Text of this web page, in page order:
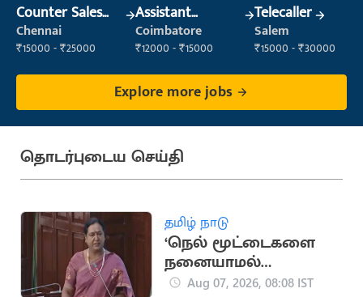
Counter Sales
Executive (Retail
Sales)
Chennai
₹15000 - ₹25000
Assistant
Manager
Coimbatore
₹12000 - ₹15000
Telecaller
Salem
₹15000 - ₹30000
Explore more jobs
தொடர்புடைய செய்தி
தமிழ் நாடு
‘நெல் மூட்டைகளை
நனையாமல்
பாதுகாக்க வேண்டும்’..
Aug 07, 2026, 08:08 IST